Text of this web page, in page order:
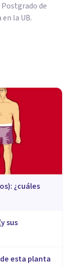
de
la UB.
¿cuáles
sus
esta planta